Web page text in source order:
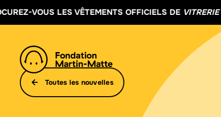
VÊTEMENTS OFFICIELS DEVITRERIE JOYALICI !
Toutes les nouvelles